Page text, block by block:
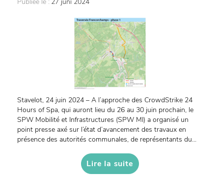
Stavelot, 24 juin 2024 – A l’approche des CrowdStrike 24
Hours of Spa, qui auront lieu du 26 au 30 juin prochain, le
SPW Mobilité et Infrastructures (SPW MI) a organisé un
point presse axé sur l’état d’avancement des travaux en
présence des autorités communales, de représentants du...
Lire la suite